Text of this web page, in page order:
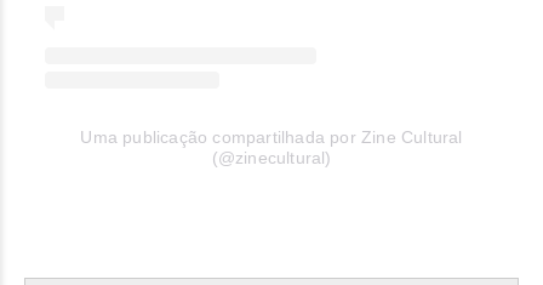
Uma publicação compartilhada por Zine Cultural
(@zinecultural)